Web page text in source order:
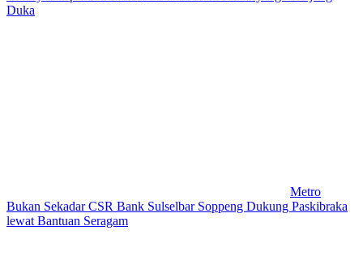
Duka
Metro
Bukan Sekadar CSR Bank Sulselbar Soppeng Dukung Paskibraka
lewat Bantuan Seragam